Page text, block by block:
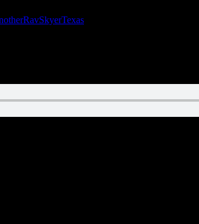
RavSkyerTexas